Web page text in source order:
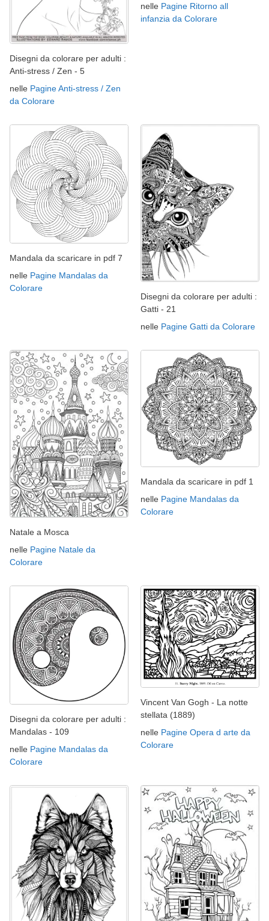
Disegni da colorare per adulti :
Anti-stress / Zen - 5
nelle Pagine Anti-stress / Zen
da Colorare
nelle Pagine Ritorno all
infanzia da Colorare
Mandala da scaricare in pdf 7
nelle Pagine Mandalas da
Colorare
Disegni da colorare per adulti :
Gatti - 21
nelle Pagine Gatti da Colorare
Natale a Mosca
nelle Pagine Natale da
Colorare
Mandala da scaricare in pdf 1
nelle Pagine Mandalas da
Colorare
Disegni da colorare per adulti :
Mandalas - 109
nelle Pagine Mandalas da
Colorare
Vincent Van Gogh - La notte
stellata (1889)
nelle Pagine Opera d arte da
Colorare